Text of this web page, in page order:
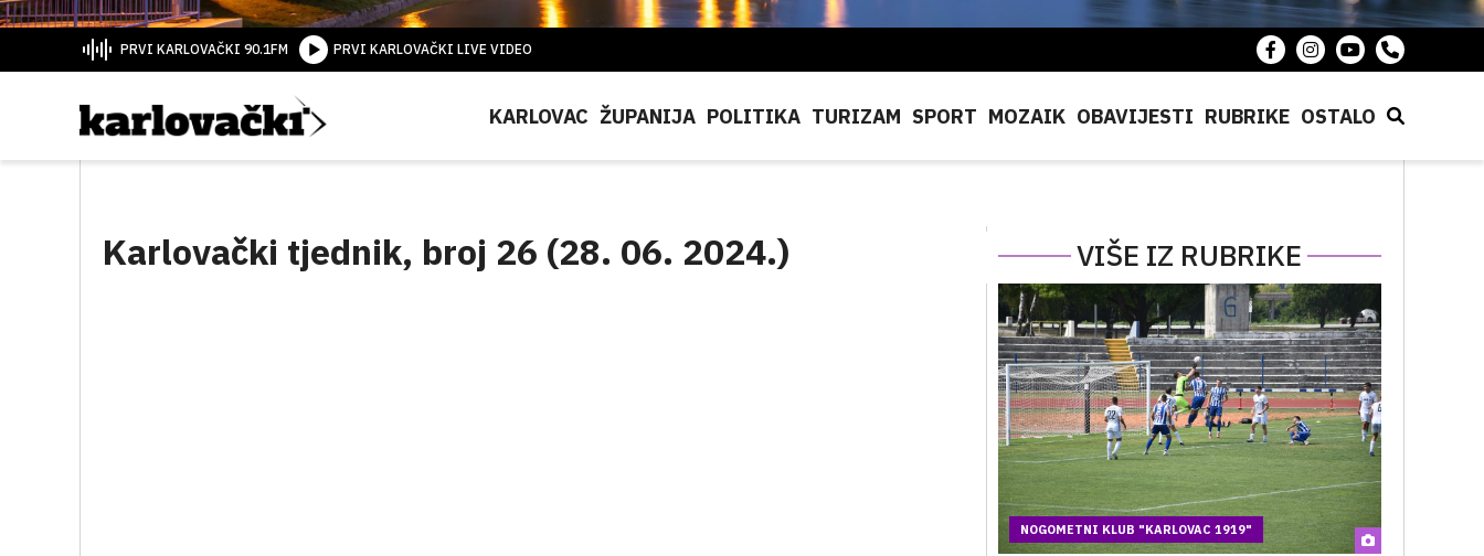
PRVI KARLOVAČKI 90.1FM PRVI KARLOVAČKI LIVE VIDEO
KARLOVAC ŽUPANIJA POLITIKA TURIZAM SPORT MOZAIK OBAVIJESTI RUBRIKE OSTALO
Karlovački tjednik, broj 26 (28. 06. 2024.) VIŠE IZ RUBRIKE
NOGOMETNI KLUB "KARLOVAC 1919"